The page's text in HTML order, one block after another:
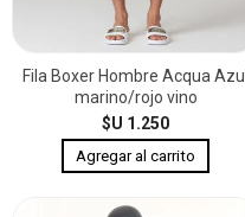
Fila Boxer Hombre Acqua Azul
marino/rojo vino
$U 1.250